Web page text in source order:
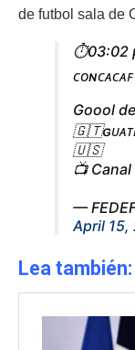
de futbol sala de
⏱️03:02
ᴄᴏɴᴄᴀᴄᴀꜰ
Goool
🇺🇸
📺 Canal
—
April 15,
Lea también: